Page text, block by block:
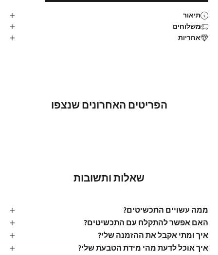
תיאור
משלוחים
אחריות
הפריטים האחרונים שנצפו
שאלות ותשובות
ממה עשויים התכשיטים?
האם אפשר להתקלח עם התכשיטים?
איך ומתי אקבל את ההזמנה שלי?
איך אוכל לדעת מהי מידת הטבעת שלי?